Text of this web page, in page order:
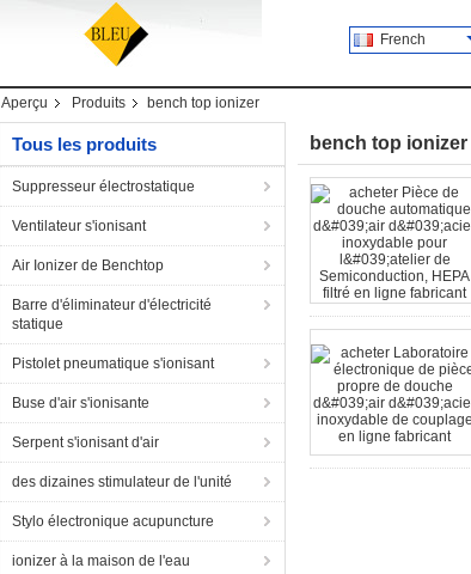
French
Aperçu Produits bench top ionizer
Tous les produits
Suppresseur électrostatique
Ventilateur s'ionisant
Air Ionizer de Benchtop
Barre d'éliminateur d'électricité
statique
Pistolet pneumatique s'ionisant
Buse d'air s'ionisante
Serpent s'ionisant d'air
des dizaines stimulateur de l'unité
Stylo électronique acupuncture
ionizer à la maison de l'eau
bench top ionizer